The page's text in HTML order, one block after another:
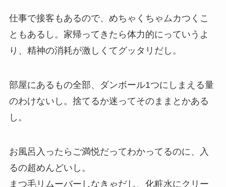
仕事で接客もあるので、めちゃくちゃムカつくこ
ともあるし。家帰ってきたら体力的にっていうよ
り、精神の消耗が激しくてグッタリだし。
部屋にあるもの全部、ダンボール1つにしまえる量
のわけないし。捨てるか迷ってそのままとかある
し。
お風呂入ったらご満悦だってわかってるのに、入
るの超めんどいし。
まつ毛リムーバーしなきゃだし、化粧水にクリー